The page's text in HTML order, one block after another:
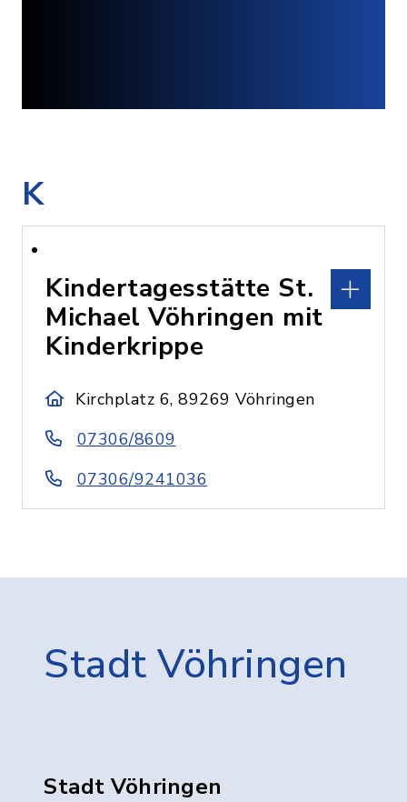
K
Kindertagesstätte St.
Michael Vöhringen mit
Kinderkrippe
Kirchplatz 6, 89269 Vöhringen
07306/8609
07306/9241036
Stadt Vöhringen
Stadt Vöhringen